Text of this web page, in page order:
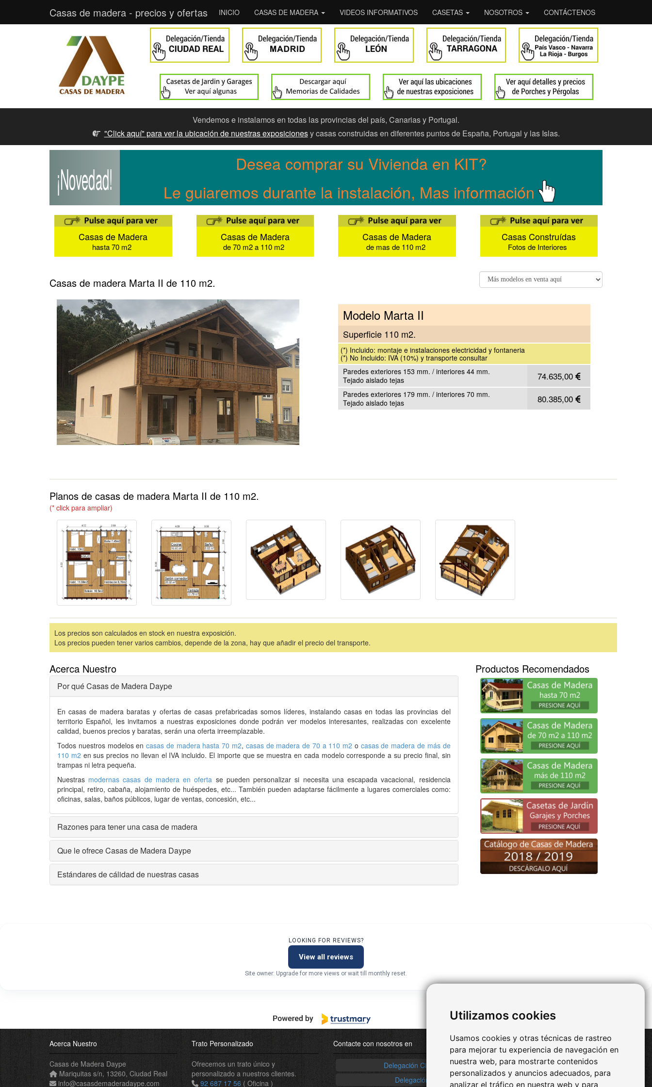
Utilizamos cookies
Usamos cookies y otras técnicas de rastreo
para mejorar tu experiencia de navegación en
nuestra web, para mostrarte contenidos
personalizados y anuncios adecuados, para
analizar el tráfico en nuestra web y para
Casas de madera - precios y ofertas INICIO CASAS DE MADERA VIDEOS INFORMATIVOS CASETAS NOSOTROS CONTÁCTENOS
Vendemos e instalamos en todas las provincias del país, Canarias y Portugal.
"Click aquí" para ver la ubicación de nuestras exposicionesy casas construidas en diferentes puntos de España, Portugal y las Islas.
¡Novedad!
Desea comprar su Vivienda en KIT?
Le guiaremos durante la instalación, Mas información
Casas de Madera
hasta 70 m2
Casas de Madera
de 70 m2 a 110 m2
Casas de Madera
de mas de 110 m2
Casas Construídas
Fotos de Interiores
Casas de madera Marta II de 110 m2.
Modelo Marta II
Superficie 110 m2.
(*) Incluido: montaje e instalaciones electricidad y fontaneria
(*) No Incluido: IVA (10%) y transporte consultar
Paredes exteriores 153 mm. / interiores 44 mm.
Tejado aislado tejas
74.635,00
Paredes exteriores 179 mm. / interiores 70 mm.
Tejado aislado tejas
80.385,00
Planos de casas de madera Marta II de 110 m2.
(* click para ampliar)
Los precios son calculados en stock en nuestra exposición.
Los precios pueden tener varios cambios, depende de la zona, hay que añadir el precio del transporte.
Acerca Nuestro
Por qué Casas de Madera Daype
Encasas de madera baratas y ofertas de casas prefabricadassomos líderes, instalando casas en todas las provincias del
territorio Español, les invitamos a nuestras exposiciones donde podrán ver modelos interesantes, realizadas con excelente
calidad, buenos precios y baratas, serán una oferta irreemplazable.
Todos nuestros modelos encasas de madera hasta 70 m2, casas de madera de 70 a 110 m2 o casas de madera de más de
110 m2 en sus precios no llevan el IVA incluido. El importe que se muestra en cada modelo corresponde a su precio final, sin
trampas ni letra pequeña.
Nuestras modernas casas de madera en oferta se pueden personalizar si necesita una escapada vacacional, residencia
principal, retiro, cabaña, alojamiento de huéspedes, etc... También pueden adaptarse fácilmente a lugares comerciales como:
oficinas, salas, baños públicos, lugar de ventas, concesión, etc...
Razones para tener una casa de madera
Que le ofrece Casas de Madera Daype
Estándares de cálidad de nuestras casas
Productos Recomendados
LOOKING FOR REVIEWS?
View all reviews
Site owner: Upgrade for more views or wait till monthly reset.
Acerca Nuestro
Casas de Madera Daype
Mariquitas s/n, 13260, Ciudad Real
info@casasdemaderadaype.com
Trato Personalizado
Ofrecemos un trato único y
personalizado a nuestros clientes.
92 687 17 56( Oficina )
Contacte con nosotros en
Delegación Ciudad Real
Delegación León
Redes Sociales
-Facebook
-Twitter
-Youtube